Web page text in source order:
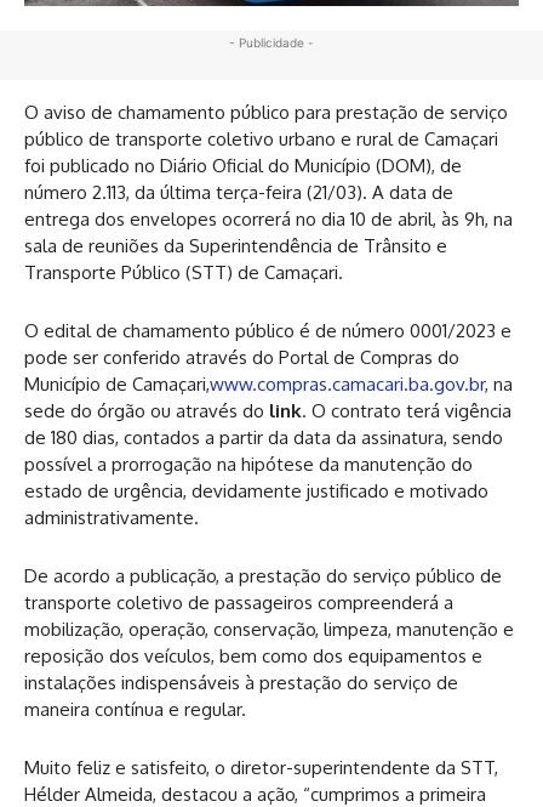
- Publicidade -
O aviso de chamamento público para prestação de serviço
público de transporte coletivo urbano e rural de Camaçari
foi publicado no Diário Oficial do Município (DOM), de
número 2.113, da última terça-feira (21/03). A data de
entrega dos envelopes ocorrerá no dia 10 de abril, às 9h, na
sala de reuniões da Superintendência de Trânsito e
Transporte Público (STT) de Camaçari.
O edital de chamamento público é de número 0001/2023 e
pode ser conferido através do Portal de Compras do
Município de Camaçari,www.compras.camacari.ba.gov.br, na
sede do órgão ou através do link. O contrato terá vigência
de 180 dias, contados a partir da data da assinatura, sendo
possível a prorrogação na hipótese da manutenção do
estado de urgência, devidamente justificado e motivado
administrativamente.
De acordo a publicação, a prestação do serviço público de
transporte coletivo de passageiros compreenderá a
mobilização, operação, conservação, limpeza, manutenção e
reposição dos veículos, bem como dos equipamentos e
instalações indispensáveis à prestação do serviço de
maneira contínua e regular.
Muito feliz e satisfeito, o diretor-superintendente da STT,
Hélder Almeida, destacou a ação, “cumprimos a primeira